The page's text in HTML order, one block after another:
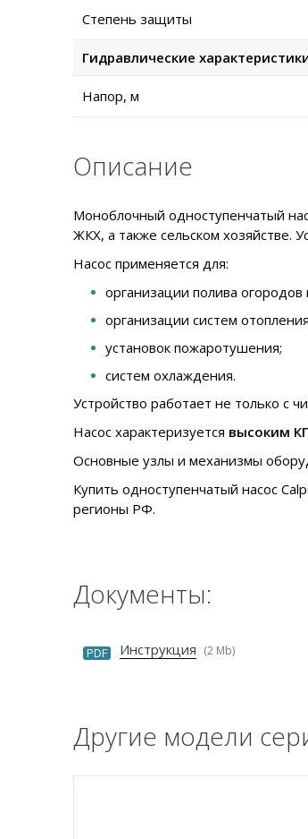
Степень защиты
Гидравлические
Напор, м
Описание
Моноблочный одноступенчатый
ЖКХ, а также сельском хозяйстве.
Насос применяется для:
организации полива огородов
организации систем
установок пожаротушения;
систем охлаждения.
Устройство работает не только с
Насос характеризуется высоким
Основные узлы и механизмы
Купить одноступенчатый насос
регионы РФ.
Документы:
PDF Инструкция (2 Mb)
Другие модели